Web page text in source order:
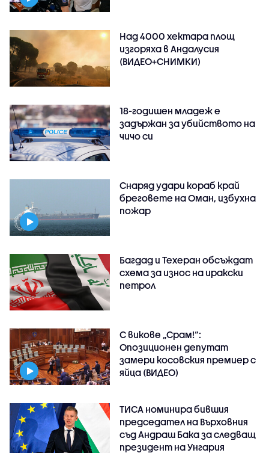
Над 4000 хектара площ
изгоряха в Андалусия
(ВИДЕО+СНИМКИ)
18-годишен младеж е
задържан за убийството на
чичо си
Снаряд удари кораб край
бреговете на Оман, избухна
пожар
Багдад и Техеран обсъждат
схема за износ на иракски
петрол
С викове „Срам!“:
Опозиционен депутат
замери косовския премиер с
яйца (ВИДЕО)
ТИСА номинира бившия
председател на Върховния
съд Андраш Бака за следващ
президент на Унгария